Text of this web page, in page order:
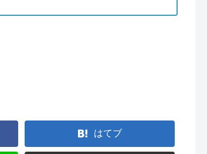
はてブ